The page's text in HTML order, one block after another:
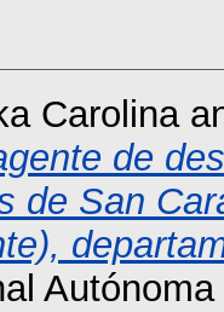
Carolina
de
de San